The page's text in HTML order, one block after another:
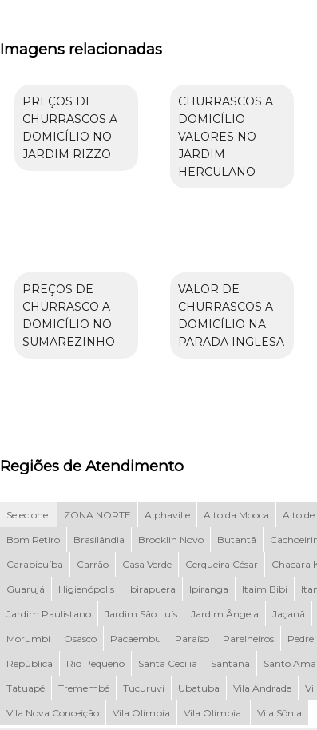
Imagens relacionadas
PREÇOS DE
CHURRASCOS A
DOMICÍLIO NO
JARDIM RIZZO
CHURRASCOS A
DOMICÍLIO
VALORES NO
JARDIM
HERCULANO
PREÇOS DE
CHURRASCO A
DOMICÍLIO NO
SUMAREZINHO
VALOR DE
CHURRASCOS A
DOMICÍLIO NA
PARADA INGLESA
Regiões de Atendimento
Selecione: ZONA NORTE Alphaville Alto da Mooca Alto de
Bom Retiro Brasilândia Brooklin Novo Butantã
Carapicuíba Carrão Casa Verde Cerqueira César Chacara
Guarujá Higienópolis Ibirapuera Ipiranga Itaim Bibi
Jardim Paulistano Jardim São Luís Jardim Ângela Jaçanã
Morumbi Osasco Pacaembu Paraíso Parelheiros
República Rio Pequeno Santa Cecília Santana Santo
Tatuapé Tremembé Tucuruvi Ubatuba Vila Andrade
Vila Nova Conceição Vila Olímpia Vila Olímpia Vila Sônia